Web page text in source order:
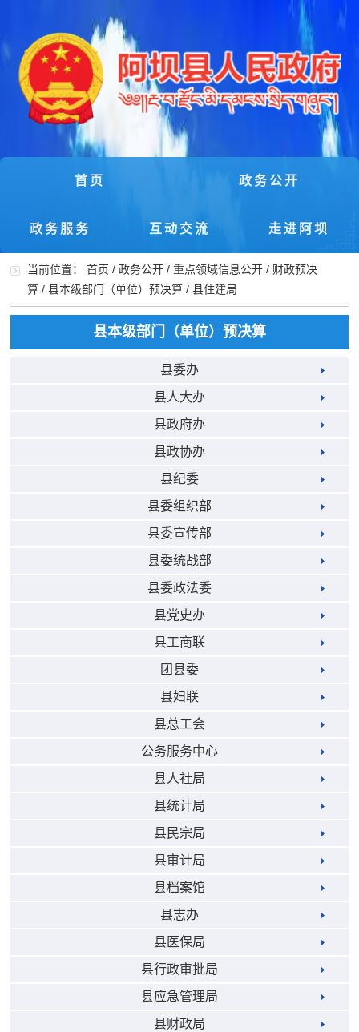
首页 政务公开
政务服务 互动交流 走进阿坝
当前位置：首页 /政务公开 /重点领域信息公开 / 财政预决
算 /县本级部门（单位）预决算 /县住建局
县本级部门（单位）预决算
县委办
县人大办
县政府办
县政协办
县纪委
县委组织部
县委宣传部
县委统战部
县委政法委
县党史办
县工商联
团县委
县妇联
县总工会
公务服务中心
县人社局
县统计局
县民宗局
县审计局
县档案馆
县志办
县医保局
县行政审批局
县应急管理局
县财政局